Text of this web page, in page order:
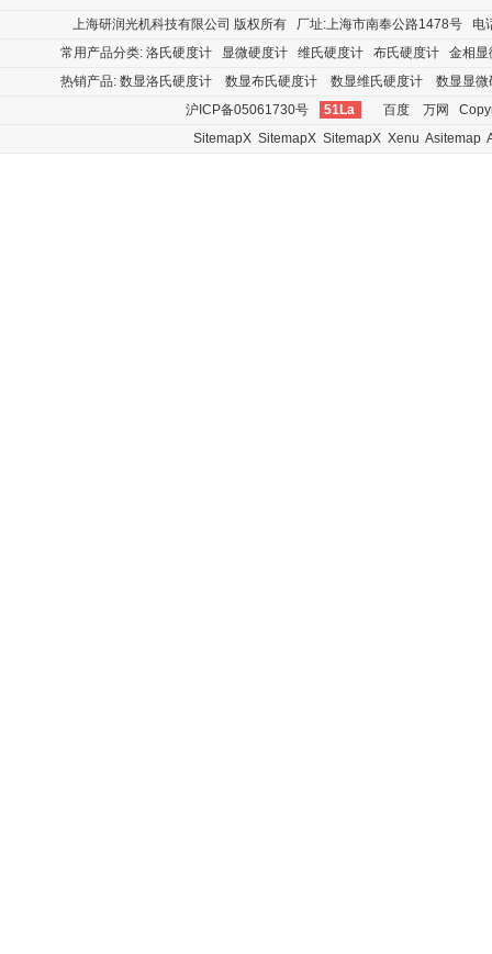
上海研润光机科技有限公司 版权所有 厂址:上海市南奉公路1478号
常用产品分类: 洛氏硬度计 显微硬度计 维氏硬度计 布氏硬度计
金相显
热销产品: 数显洛氏硬度计 数显布氏硬度计 数显维氏硬度计
数显显微
沪ICP备05061730号
51La 百度 万网
SitemapX SitemapX SitemapX Xenu Asitemap